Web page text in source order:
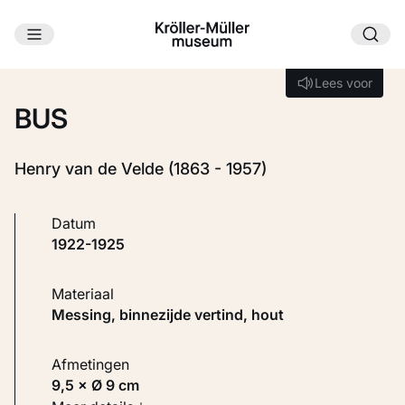
Ga naar hoofdinhoud
Lees voor
Lees voor
BUS
Henry van de Velde (1863 - 1957)
Datum
1922-1925
Materiaal
Messing, binnezijde vertind, hout
Afmetingen
9,5 × Ø 9 cm